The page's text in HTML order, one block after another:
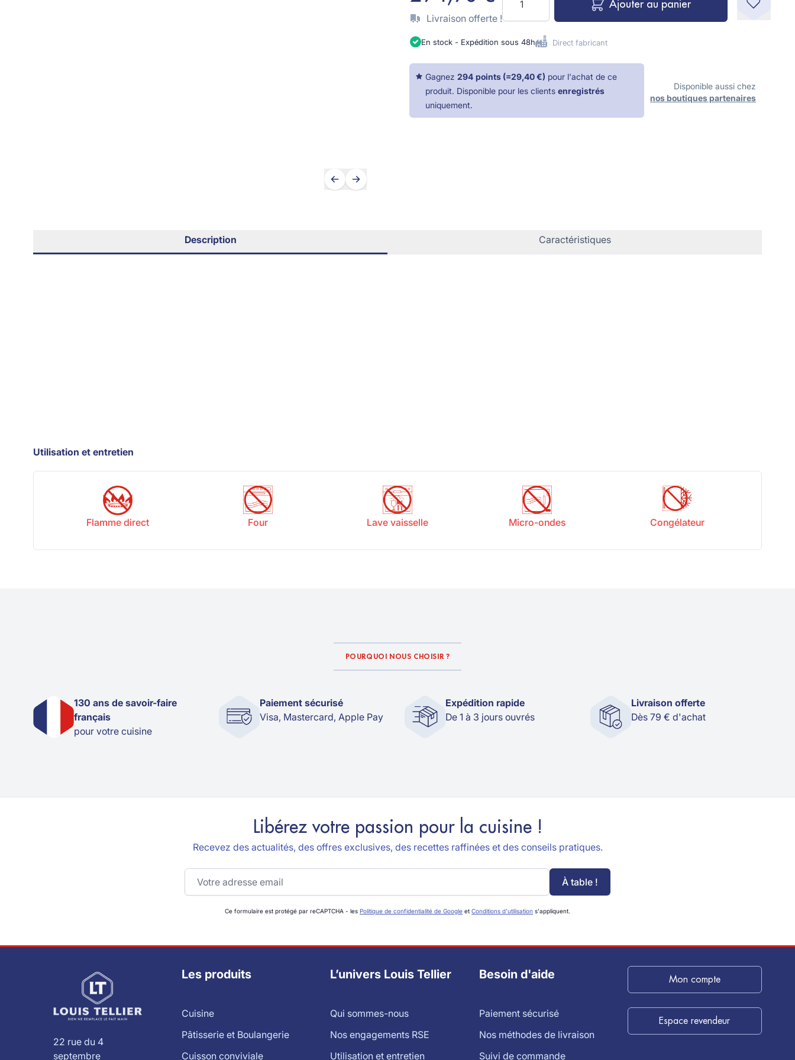
Livraison offerte !
Ajouter au panier
En stock - Expédition sous 48h Direct fabricant
Gagnez 294 points (=29,40 €) pour l'achat de ce
produit. Disponible pour les clients enregistrés
uniquement.
Disponible aussi chez
nos boutiques partenaires
Description Caractéristiques
Utilisation et entretien
Flamme direct Four Lave vaisselle Micro-ondes Congélateur
POURQUOI NOUS CHOISIR ?
130 ans de savoir-faire
français
pour votre cuisine
Paiement sécurisé
Visa, Mastercard, Apple Pay
Expédition rapide
De 1 à 3 jours ouvrés
Livraison offerte
Dès 79 € d'achat
Libérez votre passion pour la cuisine !
Recevez des actualités, des offres exclusives, des recettes raffinées et des conseils pratiques.
Adresse email
À table !
Ce formulaire est protégé par reCAPTCHA - les Politique de confidentialité de Google et Conditions d'utilisation s'appliquent.
22 rue du 4
septembre
Les produits
Cuisine
Pâtisserie et Boulangerie
Cuisson conviviale
L’univers Louis Tellier
Qui sommes-nous
Nos engagements RSE
Utilisation et entretien
Besoin d'aide
Paiement sécurisé
Nos méthodes de livraison
Suivi de commande
Mon compte
Espace revendeur